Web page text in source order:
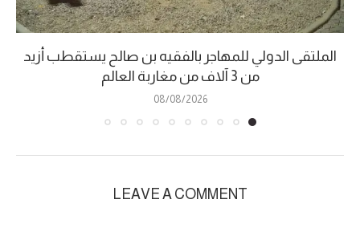
الملتقى الدولي للمهاجر بالفقيه بن صالح يستقطب أزيد
من 3 آلاف من مغاربة العالم
08/08/2026
LEAVE A COMMENT